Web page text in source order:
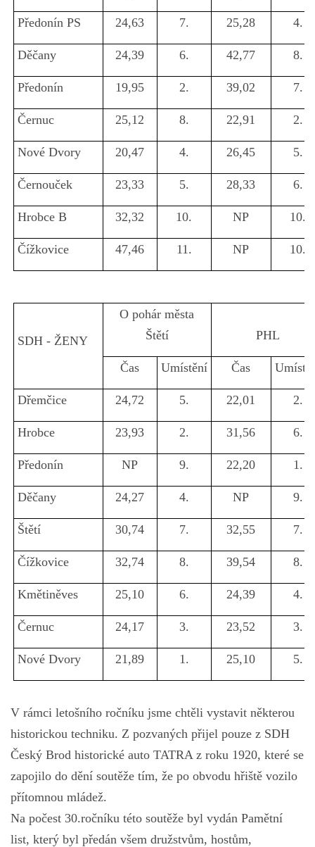
Předonín PS 24,63 7. 25,28 4.
Děčany 24,39 6. 42,77 8.
Předonín 19,95 2. 39,02 7.
Černuc 25,12 8. 22,91 2.
Nové Dvory 20,47 4. 26,45 5.
Černouček 23,33 5. 28,33 6.
Hrobce B 32,32 10. NP 10.
Čížkovice 47,46 11. NP 10.
SDH - ŽENY
O pohár města
Štětí
PHL
Čas Umístění Čas
Dřemčice 24,72 5. 22,01 2.
Hrobce 23,93 2. 31,56 6.
Předonín NP 9. 22,20 1.
Děčany 24,27 4. NP 9.
Štětí 30,74 7. 32,55 7.
Čížkovice 32,74 8. 39,54 8.
Kmětiněves 25,10 6. 24,39 4.
Černuc 24,17 3. 23,52 3.
Nové Dvory 21,89 1. 25,10 5.
V rámci letošního ročníku jsme chtěli vystavit některou
historickou techniku. Z pozvaných přijel pouze z SDH
Český Brod historické auto TATRA z roku 1920, které se
zapojilo do dění soutěže tím, že po obvodu hřiště vozilo
přítomnou mládež.
Na počest 30.ročníku této soutěže byl vydán Pamětní
list, který byl předán všem družstvům, hostům,